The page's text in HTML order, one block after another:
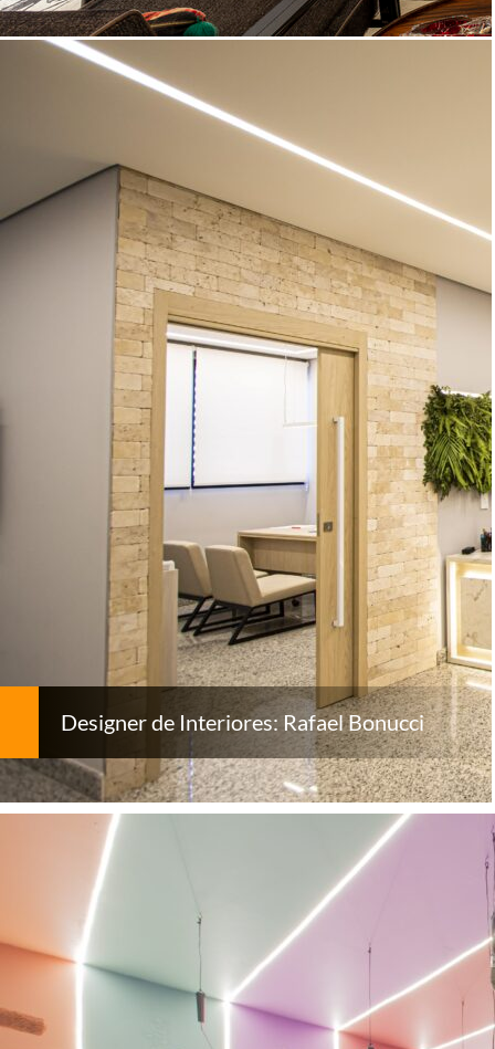
Designer de Interiores: Rafael Bonucci